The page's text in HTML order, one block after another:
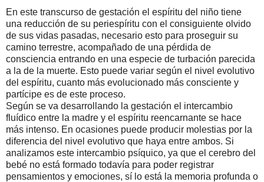
En este transcurso de gestación el espíritu del niño tiene
una reducción de su periespíritu con el consiguiente olvido
de sus vidas pasadas, necesario esto para proseguir su
camino terrestre, acompañado de una pérdida de
consciencia entrando en una especie de turbación parecida
a la de la muerte. Esto puede variar según el nivel evolutivo
del espíritu, cuanto más evolucionado más consciente y
partícipe es de este proceso.
Según se va desarrollando la gestación el intercambio
fluídico entre la madre y el espíritu reencarnante se hace
más intenso. En ocasiones puede producir molestias por la
diferencia del nivel evolutivo que haya entre ambos. Si
analizamos este intercambio psíquico, ya que el cerebro del
bebé no está formado todavía para poder registrar
pensamientos y emociones, sí lo está la memoria profunda o